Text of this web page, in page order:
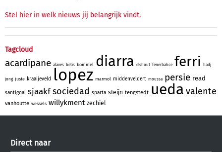
Stel hier in welk nieuws jij belangrijk vindt.
Tagcloud
acardipane alaves betis bommel diarra elshout fenerbahce ferri hadj
jong juste kraaijeveld lopez marmol middenveldert moussa persie read
santigoal sjaakfsociedad sparta steijn tengstedt ueda valente
vanhoutte wessels willykment zechiel
Direct naar